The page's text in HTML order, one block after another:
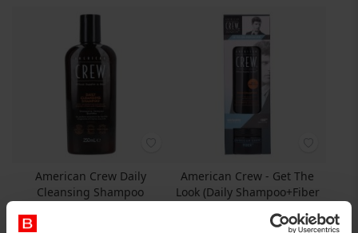
American Crew Daily
Cleansing Shampoo
American Crew - Get The
Look (Daily Shampoo+Fiber